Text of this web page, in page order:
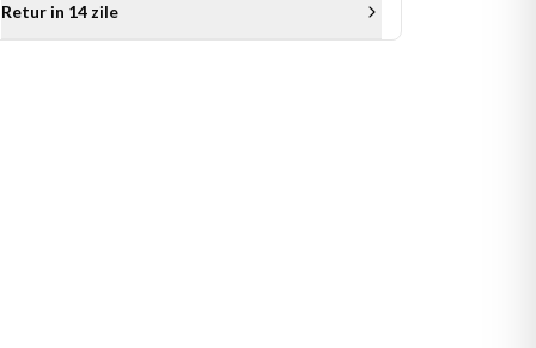
Retur in 14 zile